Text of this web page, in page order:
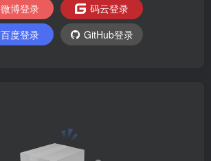
微博登录
码云登录
百度登录
GitHub登录